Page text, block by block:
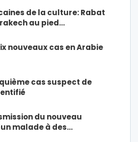
de la culture: Rabat
au pied…
nouveaux cas en Arabie
cas suspect de
du nouveau
malade à des…